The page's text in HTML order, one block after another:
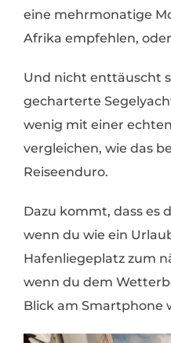
eine mehrmonatige
Afrika empfehlen,
Und nicht enttäuscht
gecharterte
wenig mit einer
vergleichen, wie das
Reiseenduro.
Dazu kommt, dass es
wenn du wie ein
Hafenliegeplatz zum
wenn du dem
Blick am Smartphone